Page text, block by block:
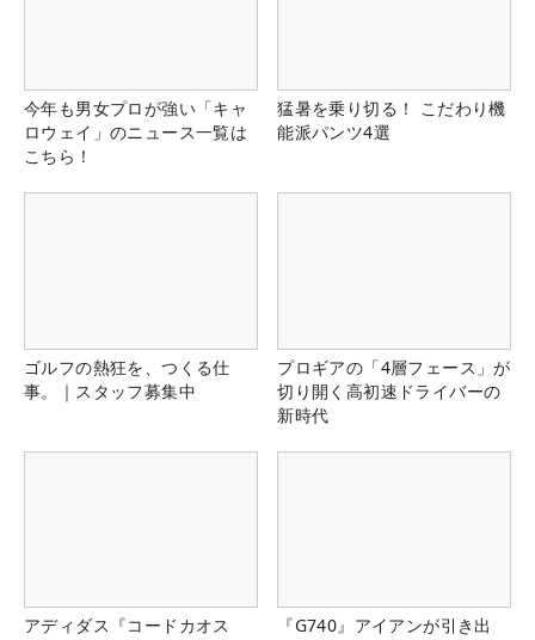
今年も男女プロが強い「キャ
ロウェイ」のニュース一覧は
こちら！
猛暑を乗り切る！ こだわり機
能派パンツ4選
ゴルフの熱狂を、つくる仕
事。｜スタッフ募集中
プロギアの「4層フェース」が
切り開く高初速ドライバーの
新時代
アディダス『コードカオス
『G740』アイアンが引き出